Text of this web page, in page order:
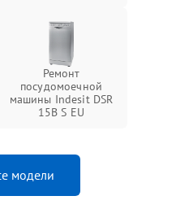
Ремонт
посудомоечной
машины Indesit DSR
15B S EU
модели